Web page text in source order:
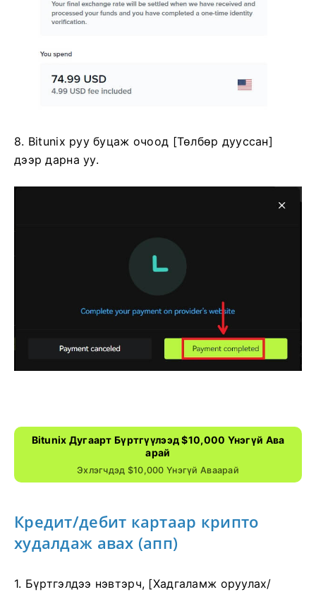
8. Bitunix руу буцаж очоод [Төлбөр дууссан]
дээр дарна уу.
Bitunix Дугаарт Бүртгүүлээд $10,000 Үнэгүй Ава
Арай
Эхлэгчдэд $10,000 Үнэгүй Аваарай
Кредит/дебит картаар крипто
худалдаж авах (апп)
1. Бүртгэлдээ нэвтэрч, [Хадгаламж оруулах/